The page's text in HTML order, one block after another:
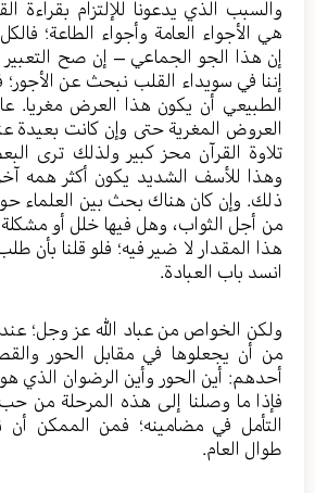
والسبب الذي يدعونا للإلتزام بقراءة
هي الأجواء العامة وأجواء الطاعة؛
إن هذا الجو الجماعي – إن صح
إننا في سويداء القلب نبحث عن
الطبيعي أن يكون هذا العرض مغريا.
العروض المغرية حتى وإن كانت بعيدة
تلاوة القرآن محز كبير ولذلك ترى
وهذا للأسف الشديد يكون أكثر همه
ذلك. وإن كان هناك بحث بين العلماء
من أجل الثواب، وهل فيها خلل أو مشكلة
هذا المقدار لا ضير فيه؛ فلو قلنا بأن
انسد باب العبادة.
ولكن الخواص من عباد الله عز وجل؛
من أن يجعلوها في مقابل الحور
أحدهم: أين الحور وأين الرضوان الذي
فإذا ما وصلنا إلى هذه المرحلة من
التأمل في مضامينه؛ فمن الممكن أن
طوال العام.